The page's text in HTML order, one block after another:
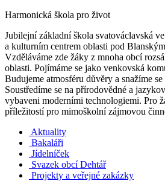
Harmonická škola pro život
Jubilejní základní škola svatováclavská
a kulturním centrem oblasti pod
Vzděláváme zde žáky z mnoha obcí
oblasti. Pojímáme se jako venkovská
Budujeme atmosféru důvěry a snažíme
Soustředíme se na přírodovědné a
vybaveni moderními technologiemi. Pro
příležitostí pro mimoškolní zájmovou
Aktuality
Bakaláři
Jídelníček
Svazek obcí Dehtář
Projekty a veřejné zakázky